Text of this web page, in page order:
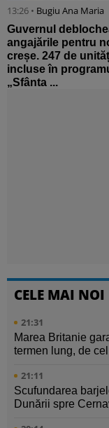
13:26 • Bugiu ⁠Ana Maria
Guvernul
angajările pentru
creșe. 247 de
incluse în
„Sfânta ...
CELE MAI NOI
21:31
Marea Britanie
termen lung, de
21:11
Scufundarea
Dunării spre